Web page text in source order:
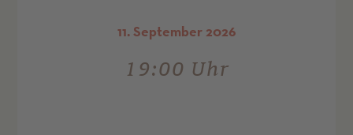
11. September 2026
19:00 Uhr